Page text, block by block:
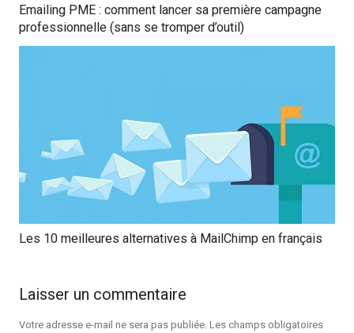
Emailing PME : comment lancer sa première campagne
professionnelle (sans se tromper d’outil)
Les 10 meilleures alternatives à MailChimp en français
Laisser un commentaire
Votre adresse e-mail ne sera pas publiée.Les champs obligatoires